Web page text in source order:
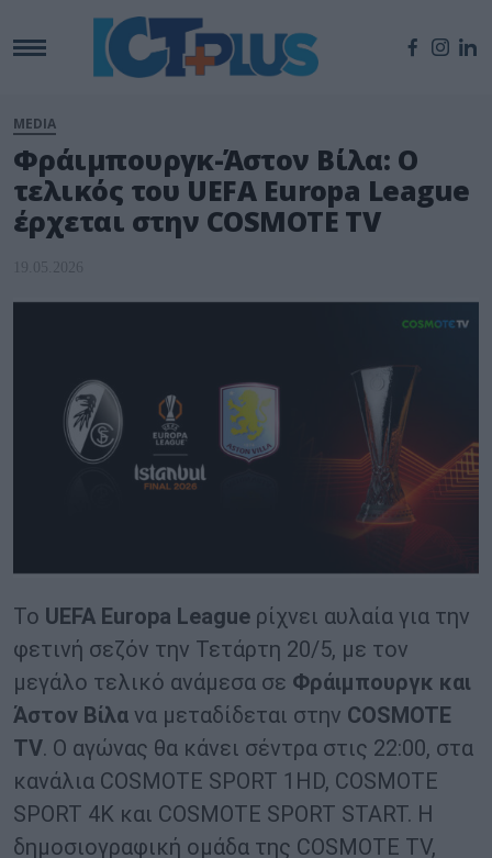
MEDIA
Φράιμπουργκ-Άστον Βίλα: Ο
τελικός του UEFA Europa League
έρχεται στην COSMOTE TV
19.05.2026
Το UEFA Europa League ρίχνει αυλαία για την
φετινή σεζόν την Τετάρτη 20/5, με τον
μεγάλο τελικό ανάμεσα σε Φράιμπουργκ και
Άστον Βίλα να μεταδίδεται στην COSMOTE
TV. Ο αγώνας θα κάνει σέντρα στις 22:00, στα
κανάλια COSMOTE SPORT 1HD, COSMOTE
SPORT 4K και COSMOTE SPORT START. Η
δημοσιογραφική ομάδα της COSMOTE TV,